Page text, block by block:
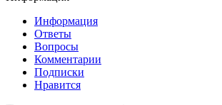
Информация
Ответы
Вопросы
Комментарии
Подписки
Нравится